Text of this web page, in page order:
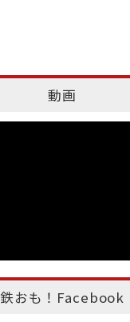
動画
鉄おも！Facebook